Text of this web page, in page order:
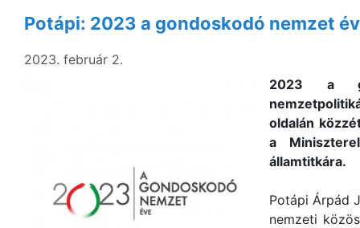
Potápi: 2023 a gondoskodó nemzet
2023. február 2.
2023 a
oldalán
a
államtitkára.
Potápi Árpád
nemzeti